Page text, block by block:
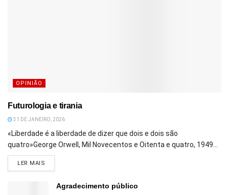
OPINIÃO
Futurologia e tirania
31 DE JANEIRO, 2026
«Liberdade é a liberdade de dizer que dois e dois são
quatro»George Orwell, Mil Novecentos e Oitenta e quatro, 1949...
LER MAIS
Agradecimento público